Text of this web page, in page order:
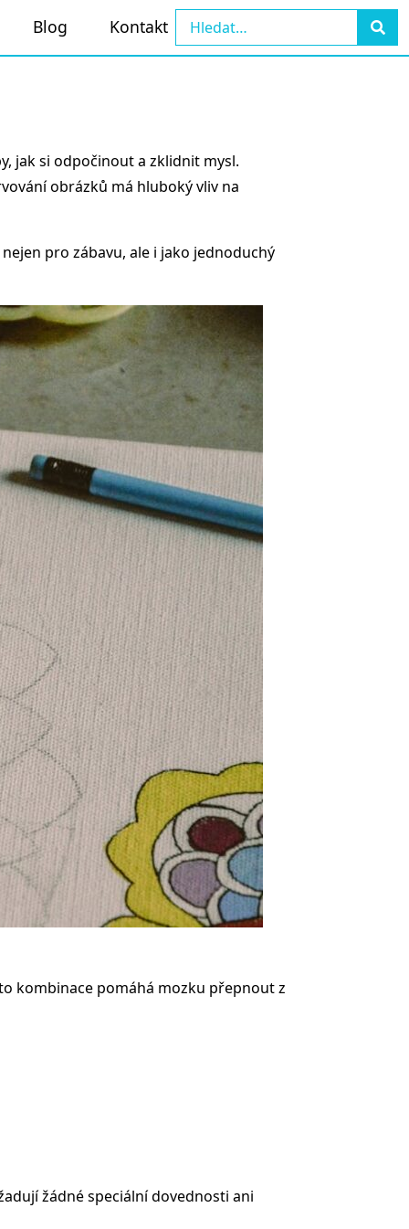
Blog Kontakt
jak si odpočinout a zklidnit mysl.
obrázků má hluboký vliv na
pro zábavu, ale i jako jednoduchý
kombinace pomáhá mozku přepnout z
žádné speciální dovednosti ani